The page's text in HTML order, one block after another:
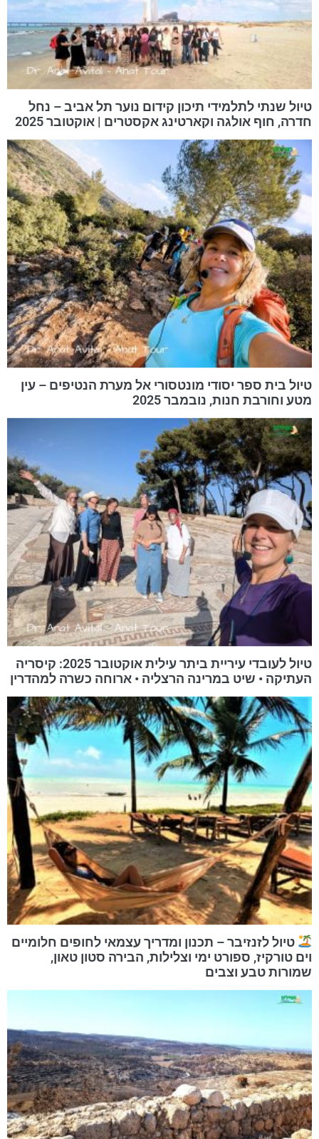
טיול שנתי לתלמידי תיכון קידום נוער תל אביב – נחל
חדרה, חוף אולגה וקארטינג אקסטרים | אוקטובר 2025
טיול בית ספר יסודי מונטסורי אל מערת הנטיפים – עין
מטע וחורבת חנות, נובמבר 2025
טיול לעובדי עיריית ביתר עילית אוקטובר 2025: קיסריה
העתיקה • שיט במרינה הרצליה • ארוחה כשרה למהדרין
טיול לזנזיבר – תכנון ומדריך עצמאי לחופים חלומיים
וים טורקיז, ספורט ימי וצלילות, הבירה סטון טאון,
שמורות טבע וצבים